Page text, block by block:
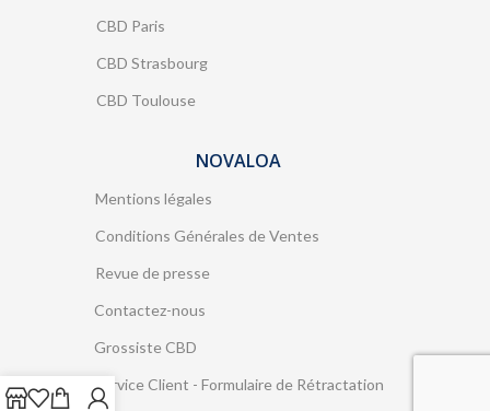
CBD Paris
CBD Strasbourg
CBD Toulouse
NOVALOA
Mentions légales
Conditions Générales de Ventes
Revue de presse
Contactez-nous
Grossiste CBD
Service Client - Formulaire de Rétractation